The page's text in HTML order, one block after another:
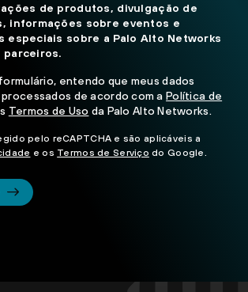
de produtos, divulgação de
informações sobre eventos e
especiais sobre a Palo Alto Networks
parceiros.
entendo que meus dados
de acordo com aPolítica de
Termos de Uso da Palo Alto Networks.
pelo reCAPTCHA e são aplicáveis a
e os Termos de Serviço do Google.